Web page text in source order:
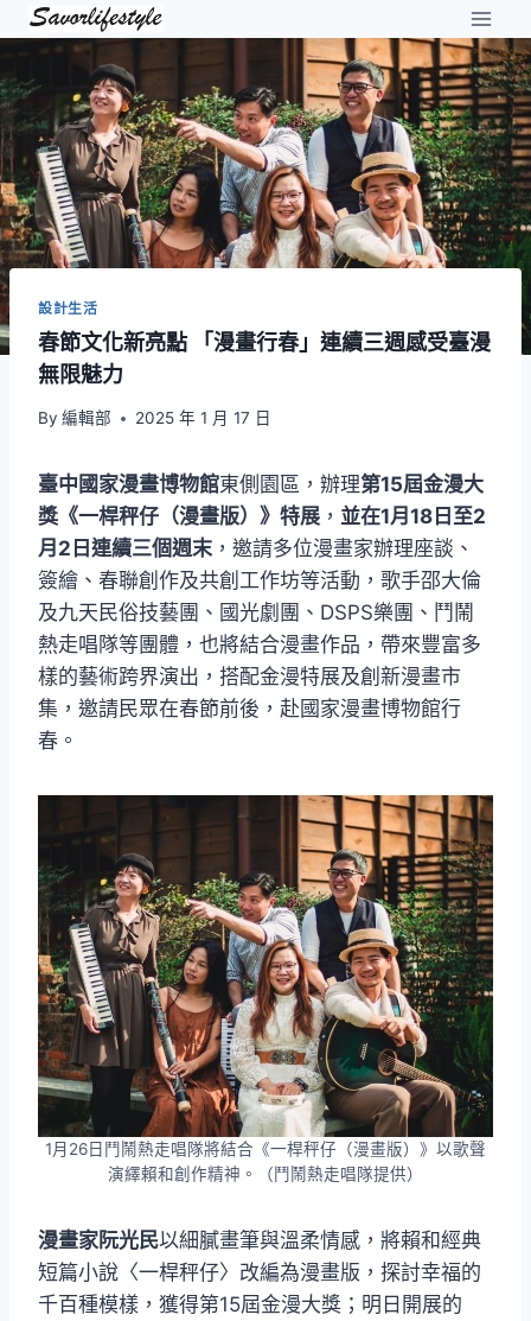
Skip
content
設計生活
春節文化新亮點 「漫畫行春」連續三週感受臺漫
無限魅力
By 編輯部 2025 年 1 月 17 日
臺中國家漫畫博物館東側園區，辦理第15屆金漫大
獎《一桿秤仔（漫畫版）》特展 ， 並在1月18日至2
月2日連續三個週末 ，邀請多位漫畫家辦理座談、
簽繪、春聯創作及共創工作坊等活動，歌手邵大倫
及九天民俗技藝團、國光劇團、DSPS樂團、鬥鬧
熱走唱隊等團體，也將結合漫畫作品，帶來豐富多
樣的藝術跨界演出，搭配金漫特展及創新漫畫市
集，邀請民眾在春節前後，赴國家漫畫博物館行
春。
1月26日鬥鬧熱走唱隊將結合《一桿秤仔（漫畫版）》以歌聲
演繹賴和創作精神。（鬥鬧熱走唱隊提供）
漫畫家阮光民以細膩畫筆與溫柔情感，將賴和經典
短篇小說〈一桿秤仔〉改編為漫畫版，探討幸福的
千百種模樣，獲得第15屆金漫大獎；明日開展的